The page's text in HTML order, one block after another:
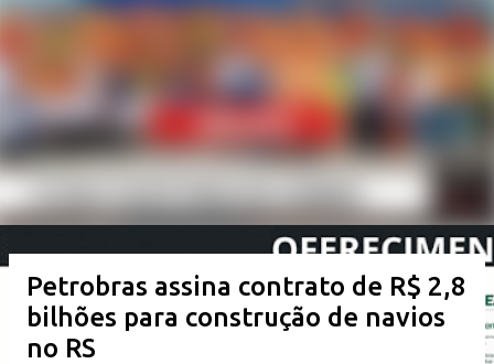
Petrobras assina contrato de R$ 2,8
bilhões para construção de navios
no RS